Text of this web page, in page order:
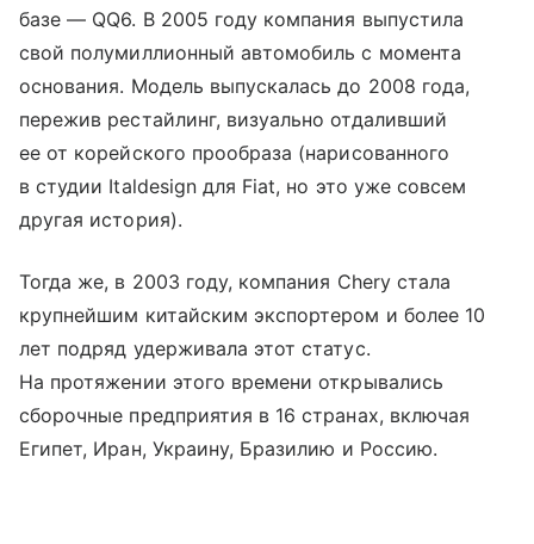
базе — QQ6. В 2005 году компания выпустила
свой полумиллионный автомобиль с момента
основания. Модель выпускалась до 2008 года,
пережив рестайлинг, визуально отдаливший
ее от корейского прообраза (нарисованного
в студии Italdesign для Fiat, но это уже совсем
другая история).
Тогда же, в 2003 году, компания Chery стала
крупнейшим китайским экспортером и более 10
лет подряд удерживала этот статус.
На протяжении этого времени открывались
сборочные предприятия в 16 странах, включая
Египет, Иран, Украину, Бразилию и Россию.